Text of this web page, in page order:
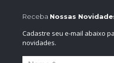
Receba Nossas
Cadastre seu e-mail abaixo
novidades.